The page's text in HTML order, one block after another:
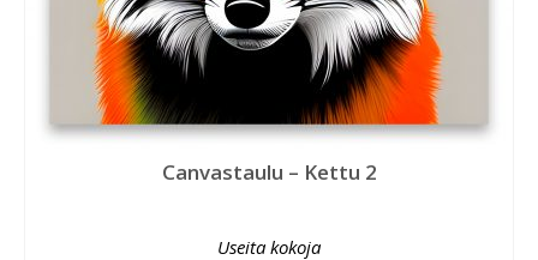
Canvastaulu – Kettu 2
Useita kokoja